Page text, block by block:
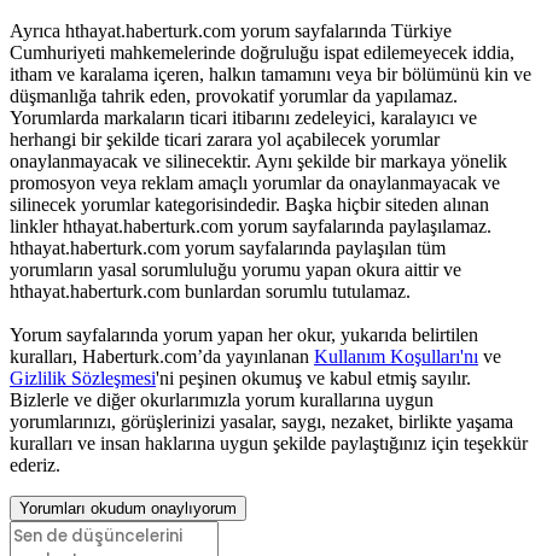
Ayrıca hthayat.haberturk.com yorum sayfalarında Türkiye
Cumhuriyeti mahkemelerinde doğruluğu ispat edilemeyecek iddia,
itham ve karalama içeren, halkın tamamını veya bir bölümünü kin ve
düşmanlığa tahrik eden, provokatif yorumlar da yapılamaz.
Yorumlarda markaların ticari itibarını zedeleyici, karalayıcı ve
herhangi bir şekilde ticari zarara yol açabilecek yorumlar
onaylanmayacak ve silinecektir. Aynı şekilde bir markaya yönelik
promosyon veya reklam amaçlı yorumlar da onaylanmayacak ve
silinecek yorumlar kategorisindedir. Başka hiçbir siteden alınan
linkler hthayat.haberturk.com yorum sayfalarında paylaşılamaz.
hthayat.haberturk.com yorum sayfalarında paylaşılan tüm
yorumların yasal sorumluluğu yorumu yapan okura aittir ve
hthayat.haberturk.com bunlardan sorumlu tutulamaz.
Yorum sayfalarında yorum yapan her okur, yukarıda belirtilen
kuralları, Haberturk.com’da yayınlanan Kullanım Koşulları'nı ve
Gizlilik Sözleşmesi'ni peşinen okumuş ve kabul etmiş sayılır.
Bizlerle ve diğer okurlarımızla yorum kurallarına uygun
yorumlarınızı, görüşlerinizi yasalar, saygı, nezaket, birlikte yaşama
kuralları ve insan haklarına uygun şekilde paylaştığınız için teşekkür
ederiz.
Yorumları okudum onaylıyorum